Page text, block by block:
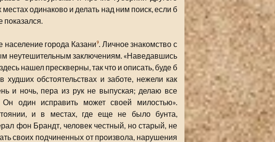
одинаково и делать над ним поиск, если б
показался.
население города Казани9. Личное знакомство с
неутешительным заключениям. «Наведавшись
нашел прескверны, так что и описать, буде б
худших обстоятельствах и заботе, нежели как
и ночь, пера из рук не выпуская; делаю все
один исправить может своей милостью».
и в местах, где еще не было бунта,
фон Брандт, человек честный, но старый, не
своих подчиненных от произвола, нарушения